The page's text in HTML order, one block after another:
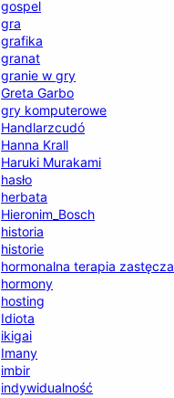
gospel
gra
grafika
granat
granie w gry
Greta Garbo
gry komputerowe
Handlarzcudó
Hanna Krall
Haruki Murakami
hasło
herbata
Hieronim_Bosch
historia
historie
hormonalna terapia zastęcza
hormony
hosting
Idiota
ikigai
Imany
imbir
indywidualność